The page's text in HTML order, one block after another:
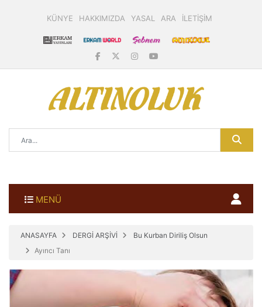
KÜNYE HAKKIMIZDA YASAL ARA İLETİŞİM
MENÜ
ANASAYFA DERGİ ARŞİVİ
Bu Kurban Diriliş Olsun
Ayırıcı Tanı